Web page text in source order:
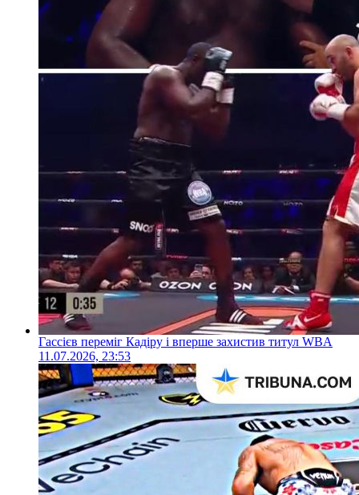
Гассієв переміг Кадіру і вперше захистив титул WBA
11.07.2026, 23:53